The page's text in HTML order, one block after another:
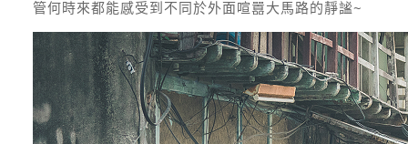
管何時來都能感受到不同於外面喧囂大馬路的靜謐~